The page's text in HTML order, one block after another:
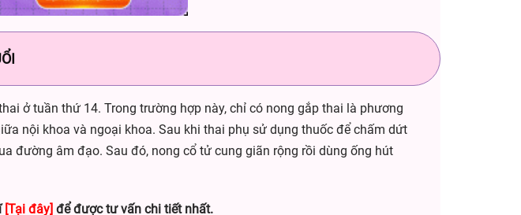
ở tuần thứ 14. Trong trường hợp này, chỉ có nong gắp thai là phương
nội khoa và ngoại khoa. Sau khi thai phụ sử dụng thuốc để chấm dứt
đường âm đạo. Sau đó, nong cổ tử cung giãn rộng rồi dùng ống hút
[Tại đây] để được tư vấn chi tiết nhất.